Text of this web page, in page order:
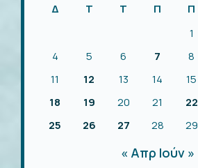
Δ Τ Τ Π Π
1
4
5 6 7 8
11
12 13 14 15
18
19 20 21 22
25
26 27 28 29
« Απρ Ιούν »